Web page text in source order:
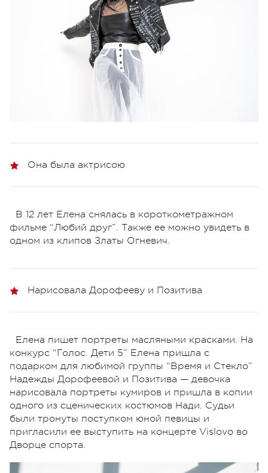
Она была актрисою
В 12 лет Елена снялась в короткометражном
фильме “Любий друг”. Также ее можно увидеть в
одном из клипов Златы Огневич.
Нарисовала Дорофееву и Позитива
Елена пишет портреты масляными красками. На
конкурс “Голос. Дети 5” Елена пришла с
подарком для любимой группы “Время и Стекло”
Надежды Дорофеевой и Позитива — девочка
нарисовала портреты кумиров и пришла в копии
одного из сценических костюмов Нади. Судьи
были тронуты поступком юной певицы и
пригласили ее выступить на концерте Vislovo во
Дворце спорта.